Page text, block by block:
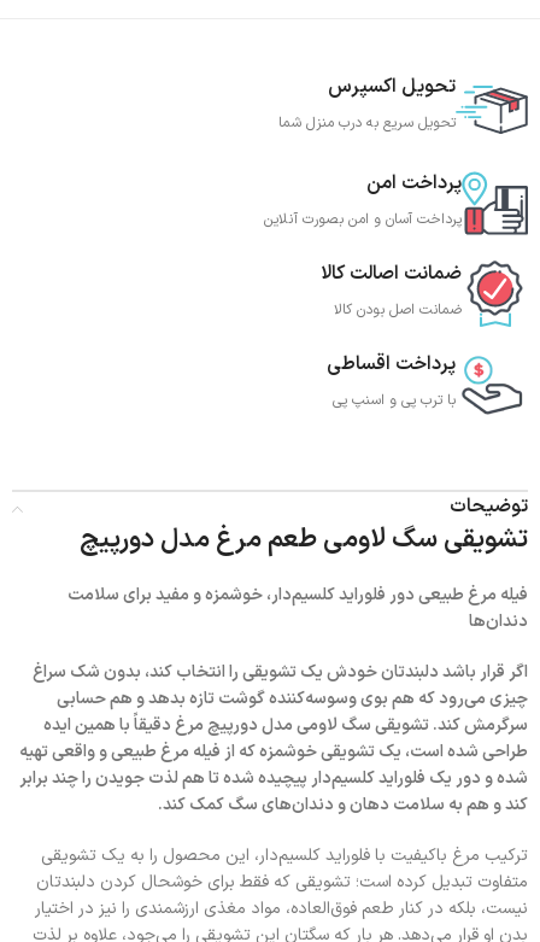
تحویل اکسپرس
تحویل سریع به درب منزل شما
پرداخت امن
پرداخت آسان و امن بصورت آنلاین
ضمانت اصالت کالا
ضمانت اصل بودن کالا
پرداخت اقساطی
با ترب‌ پی و اسنپ پی
توضیحات
تشویقی سگ لاومی طعم مرغ مدل دورپیچ
فیله مرغ طبیعی دور فلوراید کلسیم‌دار، خوشمزه و مفید برای سلامت
دندان‌ها
اگر قرار باشد دلبندتان خودش یک تشویقی را انتخاب کند، بدون شک سراغ
چیزی می‌رود که هم بوی وسوسه‌کننده گوشت تازه بدهد و هم حسابی
سرگرمش کند. تشویقی سگ لاومی مدل دورپیچ مرغ دقیقاً با همین ایده
طراحی شده است، یک تشویقی خوشمزه که از فیله مرغ طبیعی و واقعی تهیه
شده و دور یک فلوراید کلسیم‌دار پیچیده شده تا هم لذت جویدن را چند برابر
کند و هم به سلامت دهان و دندان‌های سگ کمک کند.
ترکیب مرغ باکیفیت با فلوراید کلسیم‌دار، این محصول را به یک تشویقی
متفاوت تبدیل کرده است؛ تشویقی که فقط برای خوشحال کردن دلبندتان
نیست، بلکه در کنار طعم فوق‌العاده، مواد مغذی ارزشمندی را نیز در اختیار
بدن او قرار می‌دهد. هر بار که سگتان این تشویقی را می‌جود، علاوه بر لذت